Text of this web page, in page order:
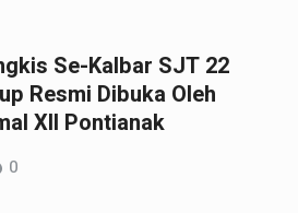
Se-Kalbar SJT 22
Resmi Dibuka Oleh
XII Pontianak
0